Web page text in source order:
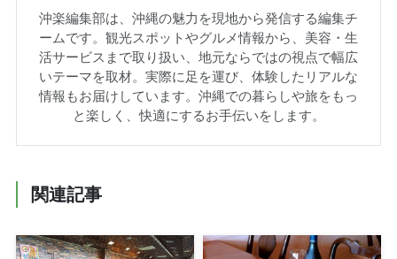
沖楽編集部は、沖縄の魅力を現地から発信する編集チ
ームです。観光スポットやグルメ情報から、美容・生
活サービスまで取り扱い、地元ならではの視点で幅広
いテーマを取材。実際に足を運び、体験したリアルな
情報もお届けしています。沖縄での暮らしや旅をもっ
と楽しく、快適にするお手伝いをします。
関連記事